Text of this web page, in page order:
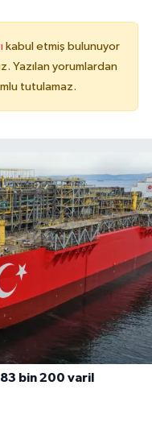
kabul etmiş bulunuyor
Yazılan yorumlardan
tutulamaz.
bin 200 varil